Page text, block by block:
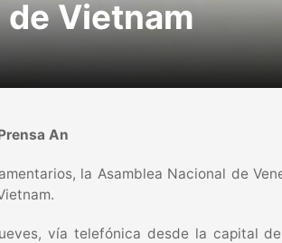
Vietnam
An
la Asamblea Nacional de
vía telefónica desde la capital